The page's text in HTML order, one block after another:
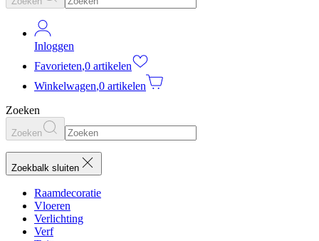
Inloggen
Favorieten,0 artikelen
Winkelwagen,0 artikelen
Zoeken
Zoeken
Zoekbalk sluiten
Raamdecoratie
Vloeren
Verlichting
Verf